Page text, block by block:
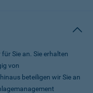
Sie an. Sie erhalten
von
beteiligen wir Sie an